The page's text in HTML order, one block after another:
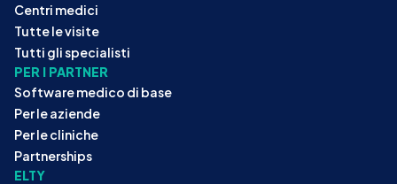
Centri medici
Tutte le visite
Tutti gli specialisti
PER I PARTNER
Software medico di base
Per le aziende
Per le cliniche
Partnerships
ELTY